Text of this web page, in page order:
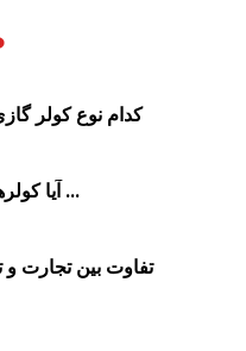
کدام نوع کولر
آیا کولرهای گازی قابل حمل واقعاً ...
تفاوت بین تجارت